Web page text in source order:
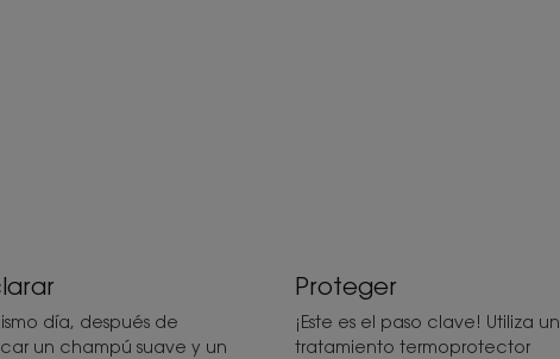
día, después de
un champú suave y un
Proteger
¡Este es el paso clave! Utiliza un
tratamiento termoprotector